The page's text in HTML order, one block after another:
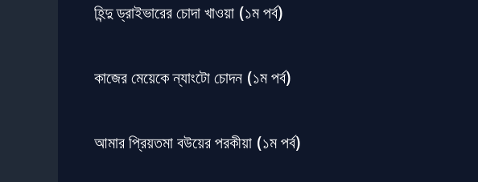
হিন্দু ড্রাইভারের চোদা খাওয়া (১ম পর্ব)
কাজের মেয়েকে ন্যাংটো চোদন (১ম পর্ব)
আমার প্রিয়তমা বউয়ের পরকীয়া (১ম পর্ব)